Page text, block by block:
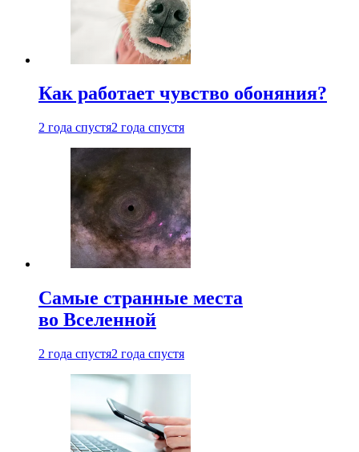
Как работает чувство обоняния?
2 года спустя2 года спустя
Самые странные места
во Вселенной
2 года спустя2 года спустя